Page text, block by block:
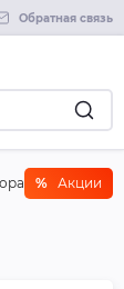
Обратная связь
% Акции